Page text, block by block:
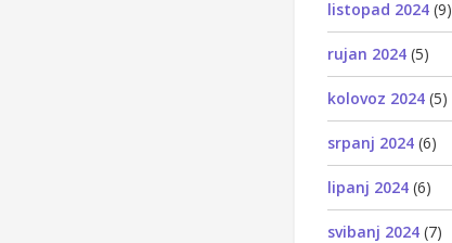
listopad 2024 (9)
rujan 2024 (5)
kolovoz 2024 (5)
srpanj 2024 (6)
lipanj 2024 (6)
svibanj 2024 (7)